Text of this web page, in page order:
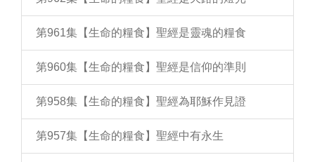
第961集【生命的糧食】聖經是靈魂的糧食
第960集【生命的糧食】聖經是信仰的準則
第958集【生命的糧食】聖經為耶穌作見證
第957集【生命的糧食】聖經中有永生